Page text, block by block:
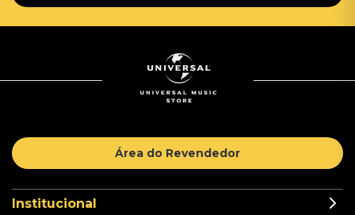
Área do Revendedor
Institucional